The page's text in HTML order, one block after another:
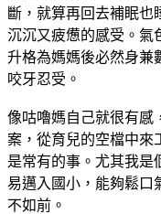
斷，就算再回去補眠也
沉沉又疲憊的感受。氣
升格為媽媽後必然身兼
咬牙忍受。
像咕嚕媽自己就很有感
案，從育兒的空檔中來
是常有的事。尤其我是
易邁入國小，能夠鬆口
不如前。